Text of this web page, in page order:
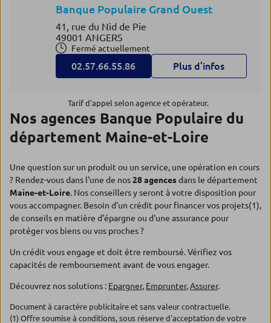
Banque Populaire Grand Ouest
41, rue du Nid de Pie
49001 ANGERS
Fermé actuellement
02.57.66.55.86 Plus d’infos
Tarif d'appel selon agence et opérateur.
Nos agences Banque Populaire du
département Maine-et-Loire
Une question sur un produit ou un service, une opération en cours
? Rendez-vous dans l'une de nos28 agencesdans le département
Maine-et-Loire. Nos conseillers y seront à votre disposition pour
vous accompagner. Besoin d'un crédit pour financer vos projets(1),
de conseils en matière d'épargne ou d'une assurance pour
protéger vos biens ou vos proches ?
Un crédit vous engage et doit être remboursé. Vérifiez vos
capacités de remboursement avant de vous engager.
Découvrez nos solutions : Epargner, Emprunter,Assurer.
Document à caractère publicitaire et sans valeur contractuelle.
(1) Offre soumise à conditions, sous réserve d'acceptation de votre